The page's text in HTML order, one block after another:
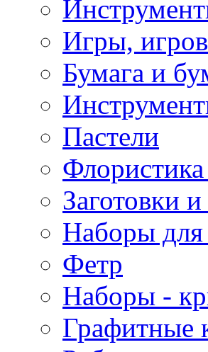
Игры,
Бумага и
Пастели
Заготовки
Наборы для
Фетр
Наборы -
Графитные